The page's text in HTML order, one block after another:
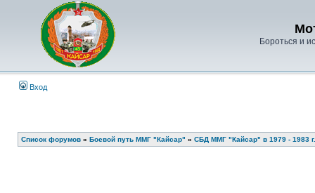
Бороться и
Вход
Список форумов » Боевой путь ММГ "Кайсар" » СБД ММГ "Кайсар" в 1979 - 1983